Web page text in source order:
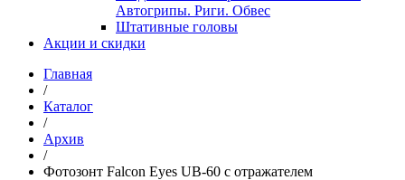
Автогрипы. Риги. Обвес
Штативные головы
Акции и скидки
Главная
/
Каталог
/
Архив
/
Фотозонт Falcon Eyes UB-60 с отражателем